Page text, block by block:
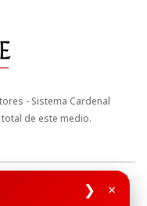
❯ ×
- Sistema Cardenal
de este medio.
y Propiedad Intelectual
Tratamiento de Datos